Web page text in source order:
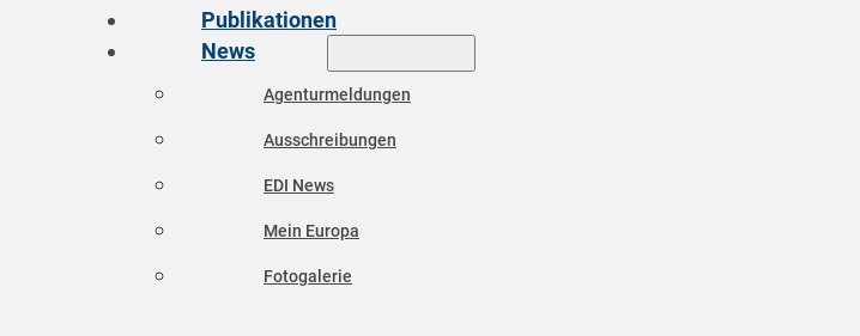
Publikationen
News
Agenturmeldungen
Ausschreibungen
EDI News
Mein Europa
Fotogalerie